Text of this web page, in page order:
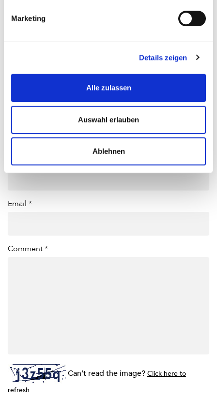
Marketing
Details zeigen
Alle zulassen
Auswahl erlauben
Ablehnen
Kommentare (0)
Schreiben Sie einen Kommentar
Email *
Comment *
Can't read the image?Click here to
refresh